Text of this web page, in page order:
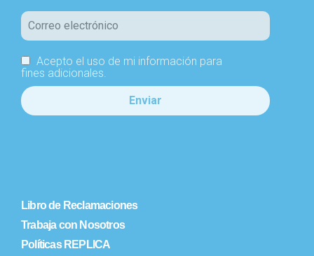
Acepto el uso de mi información para
fines adicionales.
Libro de Reclamaciones
Trabaja con Nosotros
Políticas REPLICA